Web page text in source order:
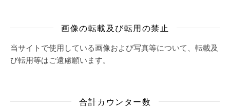
画像の転載及び転用の禁止
当サイトで使用している画像および写真等について、転載及
び転用等はご遠慮願います。
合計カウンター数